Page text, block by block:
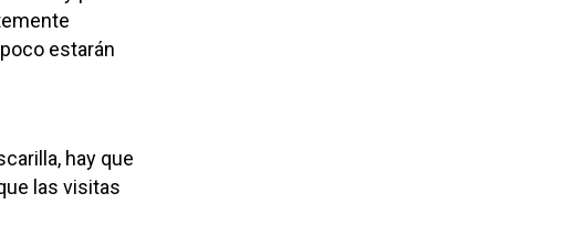
estarán
hay que
las visitas